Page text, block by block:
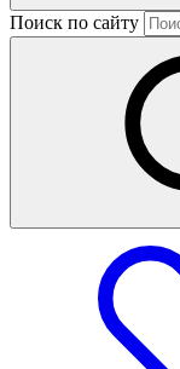
Поиск по сайту